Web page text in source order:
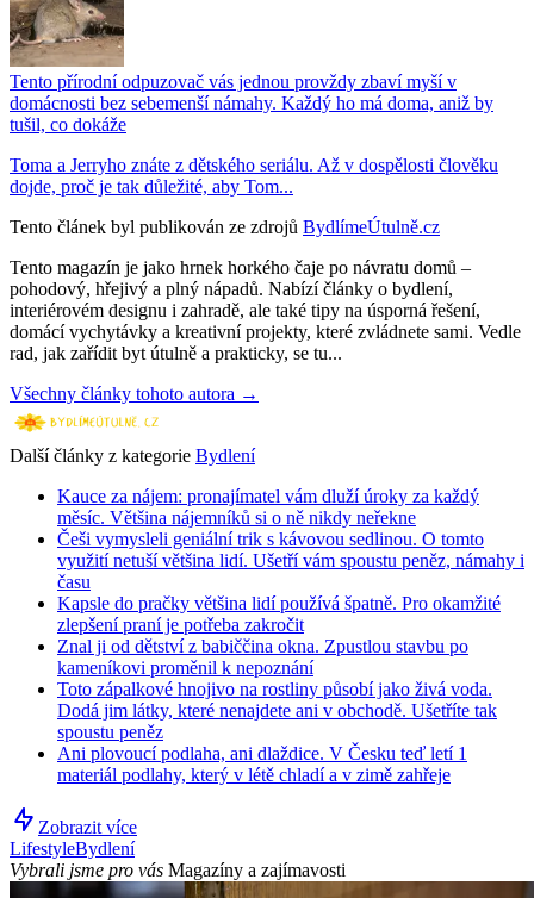
Tento přírodní odpuzovač vás jednou provždy zbaví myší v
domácnosti bez sebemenší námahy. Každý ho má doma, aniž by
tušil, co dokáže
Toma a Jerryho znáte z dětského seriálu. Až v dospělosti člověku
dojde, proč je tak důležité, aby Tom...
Tento článek byl publikován ze zdrojů BydlímeÚtulně.cz
Tento magazín je jako hrnek horkého čaje po návratu domů –
pohodový, hřejivý a plný nápadů. Nabízí články o bydlení,
interiérovém designu i zahradě, ale také tipy na úsporná řešení,
domácí vychytávky a kreativní projekty, které zvládnete sami. Vedle
rad, jak zařídit byt útulně a prakticky, se tu...
Všechny články tohoto autora →
Další články z kategorie Bydlení
Kauce za nájem: pronajímatel vám dluží úroky za každý
měsíc. Většina nájemníků si o ně nikdy neřekne
Češi vymysleli geniální trik s kávovou sedlinou. O tomto
využití netuší většina lidí. Ušetří vám spoustu peněz, námahy i
času
Kapsle do pračky většina lidí používá špatně. Pro okamžité
zlepšení praní je potřeba zakročit
Znal ji od dětství z babiččina okna. Zpustlou stavbu po
kameníkovi proměnil k nepoznání
Toto zápalkové hnojivo na rostliny působí jako živá voda.
Dodá jim látky, které nenajdete ani v obchodě. Ušetříte tak
spoustu peněz
Ani plovoucí podlaha, ani dlaždice. V Česku teď letí 1
materiál podlahy, který v létě chladí a v zimě zahřeje
Zobrazit více
LifestyleBydlení
Vybrali jsme pro vás Magazíny a zajímavosti